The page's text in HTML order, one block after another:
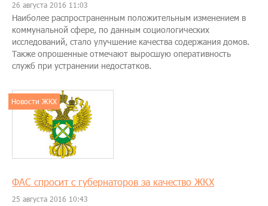
26 августа 2016 11:03
Наиболее распространенным положительным изменением в
коммунальной сфере, по данным социологических
исследований, стало улучшение качества содержания домов.
Также опрошенные отмечают выросшую оперативность
служб при устранении недостатков.
Новости ЖКХ
ФАС спросит с губернаторов за качество ЖКХ
25 августа 2016 10:43